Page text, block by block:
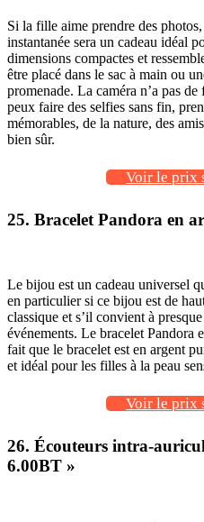
Si la fille aime prendre des
instantanée sera un cadeau idéal
dimensions compactes et
être placé dans le sac à main ou
promenade. La caméra n’a pas
peux faire des selfies sans fin,
mémorables, de la nature, des
bien sûr.
Voir le prix
25. Bracelet Pandora en
Le bijou est un cadeau universel
en particulier si ce bijou est de
classique et s’il convient à
événements. Le bracelet Pandora
fait que le bracelet est en argent
et idéal pour les filles à la peau
Voir le prix
26. Écouteurs intra-
6.00BT »